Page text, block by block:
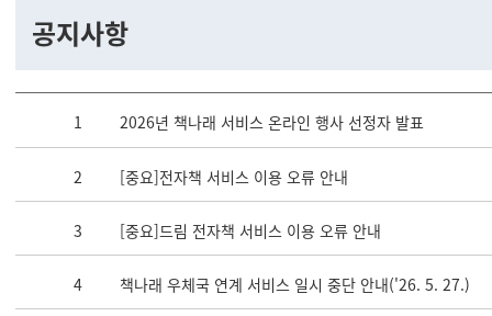
공지사항
1 2026년 책나래 서비스 온라인 행사 선정자 발표
2 [중요]전자책 서비스 이용 오류 안내
3 [중요]드림 전자책 서비스 이용 오류 안내
4 책나래 우체국 연계 서비스 일시 중단 안내('26. 5. 27.)